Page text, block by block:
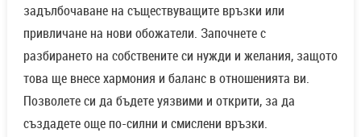
задълбочаване на съществуващите връзки или
привличане на нови обожатели. Започнете с
разбирането на собствените си нужди и желания, защото
това ще внесе хармония и баланс в отношенията ви.
Позволете си да бъдете уязвими и открити, за да
създадете още по-силни и смислени връзки.